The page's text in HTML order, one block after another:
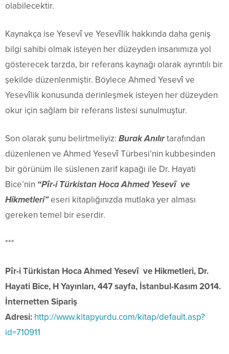
olabilecektir.
Kaynakça ise Yesevî ve Yesevîlik hakkında daha geniş
bilgi sahibi olmak isteyen her düzeyden insanımıza yol
gösterecek tarzda, bir referans kaynağı olarak ayrıntılı bir
şekilde düzenlenmiştir. Böylece Ahmed Yesevî ve
Yesevîlik konusunda derinleşmek isteyen her düzeyden
okur için sağlam bir referans listesi sunulmuştur.
Son olarak şunu belirtmeliyiz: Burak Anılırtarafından
düzenlenen ve Ahmed Yesevî Türbesi’nin kubbesinden
bir görünüm ile süslenen zarif kapağı ile Dr. Hayati
Bice’nin “Pîr-i Türkistan Hoca Ahmed Yesevî ve
Hikmetleri”eseri kitaplığınızda mutlaka yer alması
gereken temel bir eserdir.
***
Pîr-i Türkistan Hoca Ahmed Yesevî ve Hikmetleri, Dr.
Hayati Bice, H Yayınları, 447 sayfa, İstanbul-Kasım 2014.
İnternetten Sipariş
Adresi: http://www.kitapyurdu.com/kitap/default.asp?
id=710911